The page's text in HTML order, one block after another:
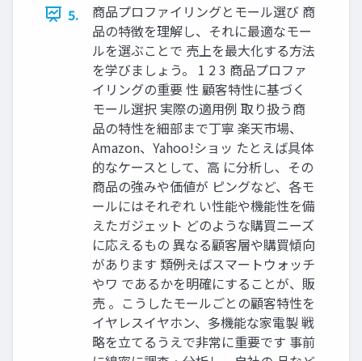
5.
商品プロファイリングとモール選び 商
品の特徴を理解し、それに最適なモー
ルを選ぶことで 売上を最大化する方法
を学びましょう。 1 2 3 商品プロファ
イリングの重要 性 顧客特性に基づく
モール選択 実際の適用例 取り扱う商
品の特性を細部まで丁寧 楽天市場、
Amazon、Yahoo!ショッ たとえば具体
的なケースとして、高 に分析し、その
商品の強みや価値が ピングなど、各モ
ールにはそれぞれ い性能や機能性を備
えたガジェット どのような購買ニーズ
に応えるもの 異なる顧客層や購買傾向
があります 類――例えばスマートウォッチ
やワ であるかを明確にすることが、販
売 。こうしたモールごとの顧客特性を
イヤレスイヤホン、多機能な家電製 戦
略を立てるうえで非常に重要です 事前